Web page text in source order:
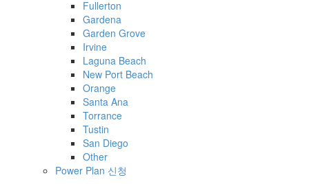
Fullerton
Gardena
Garden Grove
Irvine
Laguna Beach
New Port Beach
Orange
Santa Ana
Torrance
Tustin
San Diego
Other
Power Plan 신청